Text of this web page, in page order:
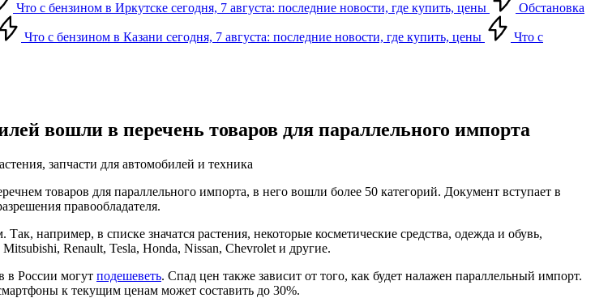
Что с бензином в Иркутске сегодня, 7 августа: последние новости, где купить, цены Обстановка
Что с бензином в Казани сегодня, 7 августа: последние новости, где купить, цены
Что с
вошли в перечень товаров для параллельного импорта
запчасти для автомобилей и техника
товаров для параллельного импорта, в него вошли более 50 категорий. Документ вступает в
правообладателя.
например, в списке значатся растения, некоторые косметические средства, одежда и обувь,
Renault, Tesla, Honda, Nissan, Chevrolet и другие.
в России могут подешеветь. Спад цен также зависит от того, как будет налажен параллельный импорт.
к текущим ценам может составить до 30%.